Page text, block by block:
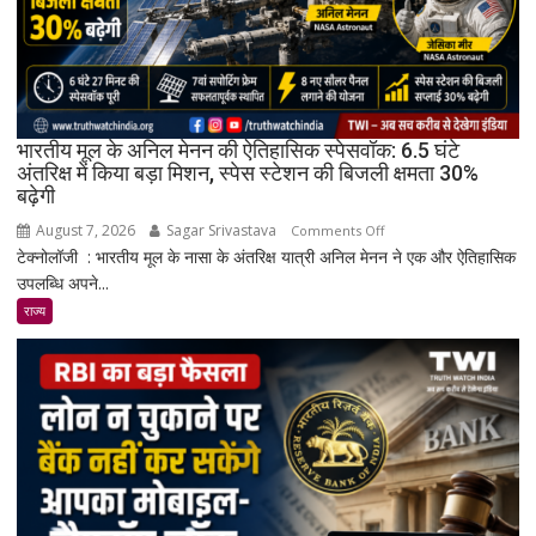
और
Snapdragon
4
Gen
4
के
साथ
रेंज
में
भारतीय मूल के अनिल मेनन की ऐतिहासिक स्पेसवॉक: 6.5 घंटे
अंतरिक्ष में किया बड़ा मिशन, स्पेस स्टेशन की बिजली क्षमता 30%
बढ़ेगी
August 7, 2026 Sagar Srivastava Comments Offon
भारतीय
अनिल
मेनन
की
ऐतिहासिक
स्पेसवॉक:
6.5
घंटे
अंतरिक्ष
टेक्नोलॉजी : भारतीय मूल के नासा के अंतरिक्ष यात्री अनिल मेनन ने एक और ऐतिहासिक
उपलब्धि अपने...
राज्य